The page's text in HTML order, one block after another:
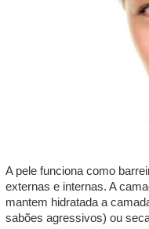
A pele funciona como
externas e internas. A
mantem hidratada a
sabões agressivos) ou